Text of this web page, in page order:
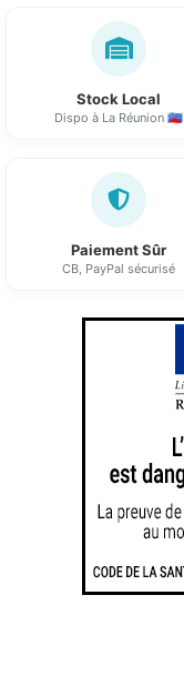
Stock Local
Dispo à La Réunion 🇷🇪
Paiement Sûr
CB, PayPal sécurisé